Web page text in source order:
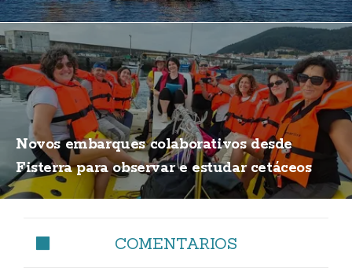
Novos embarques colaborativos desde
Fisterra para observar e estudar cetáceos
COMENTARIOS